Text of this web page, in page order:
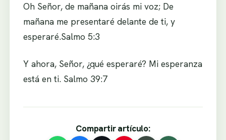
Oh Señor, de mañana oirás mi voz; De
mañana me presentaré delante de ti, y
esperaré.Salmo 5:3
Y ahora, Señor, ¿qué esperaré? Mi esperanza
está en ti. Salmo 39:7
Compartir artículo: